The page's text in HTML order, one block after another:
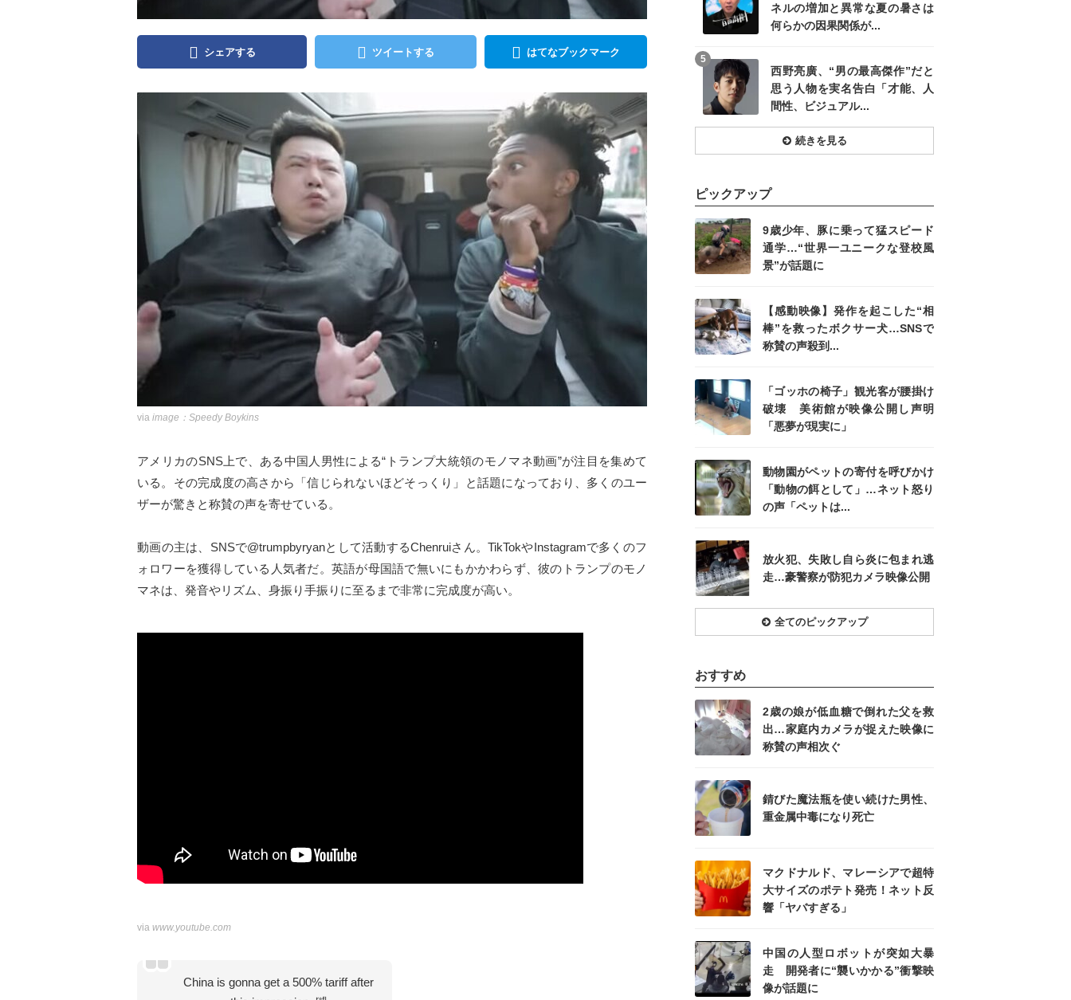
シェアする ツイートする はてなブックマーク
via image：Speedy Boykins
アメリカのSNS上で、ある中国人男性による“トランプ大統領のモノマネ動画”が注目を集めて
いる。その完成度の高さから「信じられないほどそっくり」と話題になっており、多くのユー
ザーが驚きと称賛の声を寄せている。
動画の主は、SNSで@trumpbyryanとして活動するChenruiさん。TikTokやInstagramで多くのフ
ォロワーを獲得している人気者だ。英語が母国語で無いにもかかわらず、彼のトランプのモノ
マネは、発音やリズム、身振り手振りに至るまで非常に完成度が高い。
via www.youtube.com
China is gonna get a 500% tariff after
ネルの増加と異常な夏の暑さは
何らかの因果関係が...
西野亮廣、“男の最高傑作”だと
思う人物を実名告白「才能、人
間性、ビジュアル...
5
続きを見る
ピックアップ
9歳少年、豚に乗って猛スピード
通学…“世界一ユニークな登校風
景”が話題に
記事を読む
【感動映像】発作を起こした“相
棒”を救ったボクサー犬…SNSで
称賛の声殺到...
「ゴッホの椅子」観光客が腰掛け
破壊 美術館が映像公開し声明
「悪夢が現実に」
動物園がペットの寄付を呼びかけ
「動物の餌として」…ネット怒り
の声「ペットは...
記事を読む
放火犯、失敗し自ら炎に包まれ逃
走…豪警察が防犯カメラ映像公開
全てのピックアップ
おすすめ
2歳の娘が低血糖で倒れた父を救
出…家庭内カメラが捉えた映像に
称賛の声相次ぐ
錆びた魔法瓶を使い続けた男性、
重金属中毒になり死亡
マクドナルド、マレーシアで超特
大サイズのポテト発売！ネット反
響「ヤバすぎる」
中国の人型ロボットが突如大暴
走 開発者に“襲いかかる”衝撃映
像が話題に